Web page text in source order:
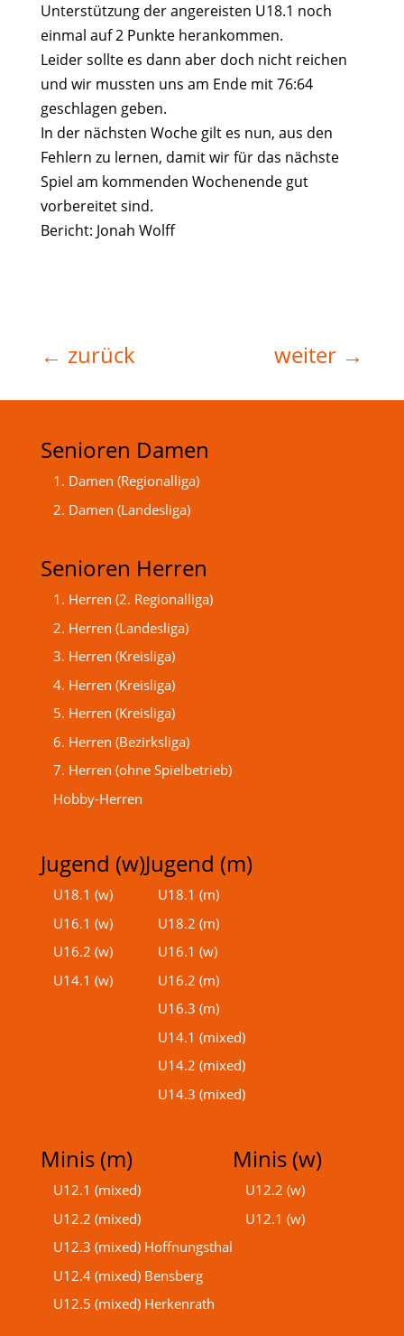
Unterstützung der angereisten U18.1 noch
einmal auf 2 Punkte herankommen.
Leider sollte es dann aber doch nicht reichen
und wir mussten uns am Ende mit 76:64
geschlagen geben.
In der nächsten Woche gilt es nun, aus den
Fehlern zu lernen, damit wir für das nächste
Spiel am kommenden Wochenende gut
vorbereitet sind.
Bericht: Jonah Wolff
← zurück weiter →
Senioren Damen
1. Damen (Regionalliga)
2. Damen (Landesliga)
Senioren Herren
1. Herren (2. Regionalliga)
2. Herren (Landesliga)
3. Herren (Kreisliga)
4. Herren (Kreisliga)
5. Herren (Kreisliga)
6. Herren (Bezirksliga)
7. Herren (ohne Spielbetrieb)
Hobby-Herren
Jugend (w)
U18.1 (w)
U16.1 (w)
U16.2 (w)
U14.1 (w)
Jugend (m)
U18.1 (m)
U18.2 (m)
U16.1 (w)
U16.2 (m)
U16.3 (m)
U14.1 (mixed)
U14.2 (mixed)
U14.3 (mixed)
Minis (m)
U12.1 (mixed)
U12.2 (mixed)
U12.3 (mixed) Hoffnungsthal
U12.4 (mixed) Bensberg
U12.5 (mixed) Herkenrath
Minis (w)
U12.2 (w)
U12.1 (w)